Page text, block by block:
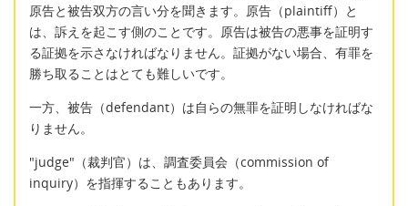
原告と被告双方の言い分を聞きます。原告（plaintiff）と
は、訴えを起こす側のことです。原告は被告の悪事を証明す
る証拠を示さなければなりません。証拠がない場合、有罪を
勝ち取ることはとても難しいです。
一方、被告（defendant）は自らの無罪を証明しなければな
りません。
"judge"（裁判官）は、調査委員会（commission of
inquiry）を指揮することもあります。